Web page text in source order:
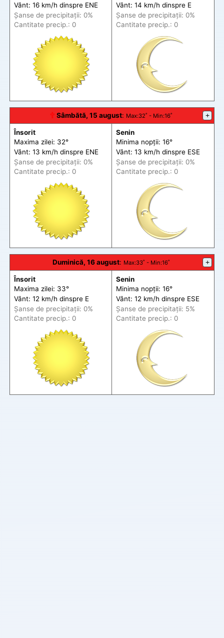
Vânt: 16 km/h dinspre ENE
Șanse de precipitații: 0%
Cantitate precip.: 0
Vânt: 14 km/h dinspre E
Șanse de precipitații: 0%
Cantitate precip.: 0
🕆 Sâmbătă, 15 august: Max:32˚ - Min:16˚ +
Însorit
Maxima zilei: 32°
Vânt: 13 km/h dinspre ENE
Șanse de precipitații: 0%
Cantitate precip.: 0
Senin
Minima nopții: 16°
Vânt: 13 km/h dinspre ESE
Șanse de precipitații: 0%
Cantitate precip.: 0
Duminică, 16 august: Max:33˚ - Min:16˚ +
Însorit
Maxima zilei: 33°
Vânt: 12 km/h dinspre E
Șanse de precipitații: 0%
Cantitate precip.: 0
Senin
Minima nopții: 16°
Vânt: 12 km/h dinspre ESE
Șanse de precipitații: 5%
Cantitate precip.: 0